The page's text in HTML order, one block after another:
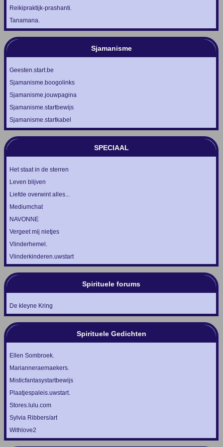
Reikipraktijk-prashanti.
Tanamana.
Sjamanisme
Geesten.start.be
Sjamanisme.boogolinks
Sjamanisme.jouwpagina
Sjamanisme.startbewijs
Sjamanisme.startkabel
SPECIAAL
Het staat in de sterren
Leven blijven
Liefde overwint alles...
Mediumchat
NAVONNE
Vergeet mij nietjes
Vlinderhemel.
Vlinderkinderen.uwstart
Spirituele forums
De kleyne Kring
Spirituele Gedichten
Ellen Sombroek.
Marianneraemaekers.
Misticfantasystartbewijs
Plaatjespaleis.uwstart.
Stores.lulu.com
Sylvia Ribbers/art
Withlove2